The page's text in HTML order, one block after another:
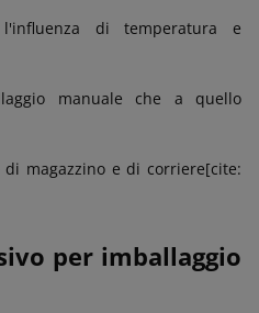
di temperatura e
manuale che a quello
magazzino e di corriere[cite:
per imballaggio